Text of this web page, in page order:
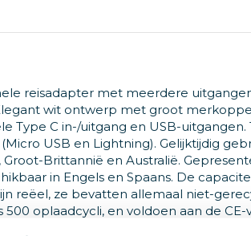
reisadapter met meerdere
wit ontwerp met groot
Type C in-/uitgang en USB-
USB en Lightning). Gelijktijdig
Groot-Brittannië en Australië.
in Engels en Spaans. De
reëel, ze bevatten allemaal niet-
500 oplaadcycli, en voldoen aan de
normen en in overeenstemming